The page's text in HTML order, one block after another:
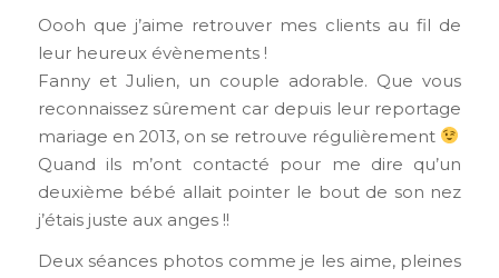
Oooh que j’aime retrouver mes clients au fil de
leur heureux évènements !
Fanny et Julien, un couple adorable. Que vous
reconnaissez sûrement car depuis leur reportage
mariage en 2013, on se retrouve régulièrement
Quand ils m’ont contacté pour me dire qu’un
deuxième bébé allait pointer le bout de son nez
j’étais juste aux anges !!
Deux séances photos comme je les aime, pleines